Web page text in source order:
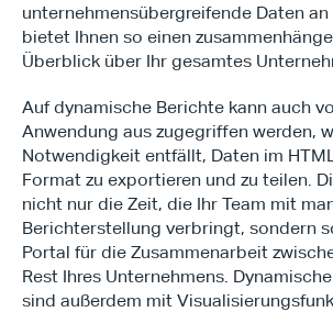
unternehmensübergreifende Daten
bietet Ihnen so einen
Überblick über Ihr gesamtes
Auf dynamische Berichte kann auch
Anwendung aus zugegriffen werden,
Notwendigkeit entfällt, Daten im
Format zu exportieren und zu teilen.
nicht nur die Zeit, die Ihr Team mit
Berichterstellung verbringt, sondern
Portal für die Zusammenarbeit
Rest Ihres Unternehmens.
sind außerdem mit